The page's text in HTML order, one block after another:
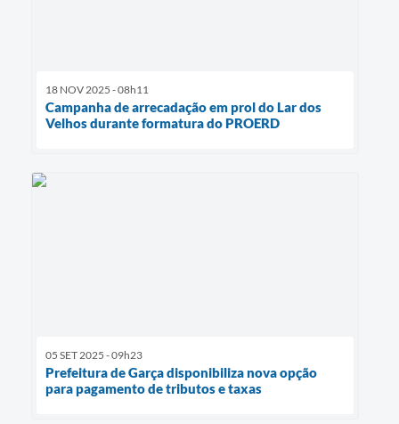
18 NOV 2025 - 08h11
Campanha de arrecadação em prol do Lar dos
Velhos durante formatura do PROERD
05 SET 2025 - 09h23
Prefeitura de Garça disponibiliza nova opção
para pagamento de tributos e taxas